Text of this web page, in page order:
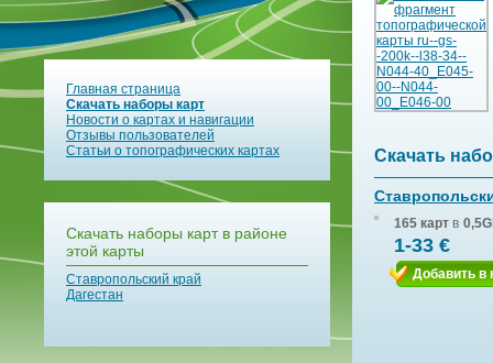
Главная страница
Скачать наборы карт
Новости о картах и навигации
Отзывы пользователей
Статьи о топографических картах
Скачать наборы карт в районе
этой карты
Ставропольский край
Дагестан
Скачать
165 карт в
1-33 €
Добавить в